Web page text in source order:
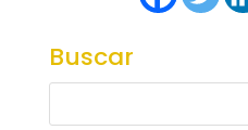
Buscar